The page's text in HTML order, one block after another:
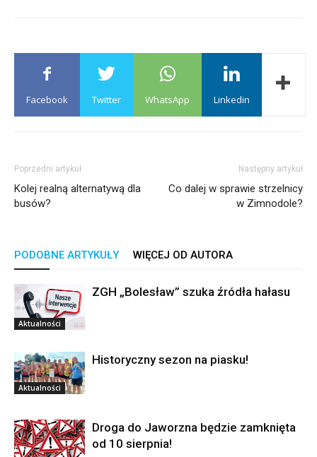
Facebook Twitter WhatsApp Linkedin
Poprzedni artykuł
Kolej realną alternatywą dla
busów?
Następny artykuł
Co dalej w sprawie strzelnicy
w Zimnodole?
PODOBNE ARTYKUŁY WIĘCEJ OD AUTORA
Aktualności
ZGH „Bolesław” szuka źródła hałasu
Aktualności
Historyczny sezon na piasku!
Droga do Jaworzna będzie zamknięta
od 10 sierpnia!